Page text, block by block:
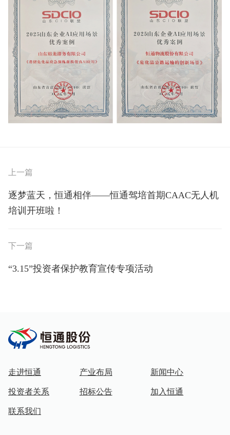
上一篇
逐梦蓝天，恒通相伴——恒通驾培首期CAAC无人机
培训开班啦！
下一篇
“3.15”投资者保护教育宣传专项活动
走进恒通 产业布局 新闻中心
投资者关系 招标公告 加入恒通
联系我们